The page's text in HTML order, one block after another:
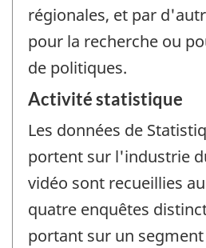
régionales, et par
pour la recherche ou
de politiques.
Activité statistique
Les données de
portent sur l'industrie
vidéo sont recueillies
quatre enquêtes
portant sur un